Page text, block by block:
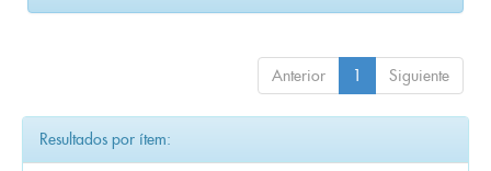
Anterior 1 Siguiente
Resultados por ítem: